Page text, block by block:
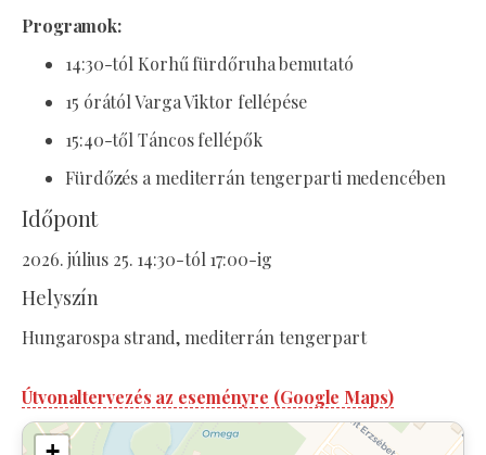
Programok:
14:30-tól Korhű fürdőruha bemutató
15 órától Varga Viktor fellépése
15:40-től Táncos fellépők
Fürdőzés a mediterrán tengerparti medencében
Időpont
2026. július 25. 14:30-tól 17:00-ig
Helyszín
Hungarospa strand, mediterrán tengerpart
Útvonaltervezés az eseményre (Google Maps)